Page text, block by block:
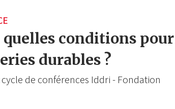
quelles conditions pour
durables ?
de conférences Iddri - Fondation